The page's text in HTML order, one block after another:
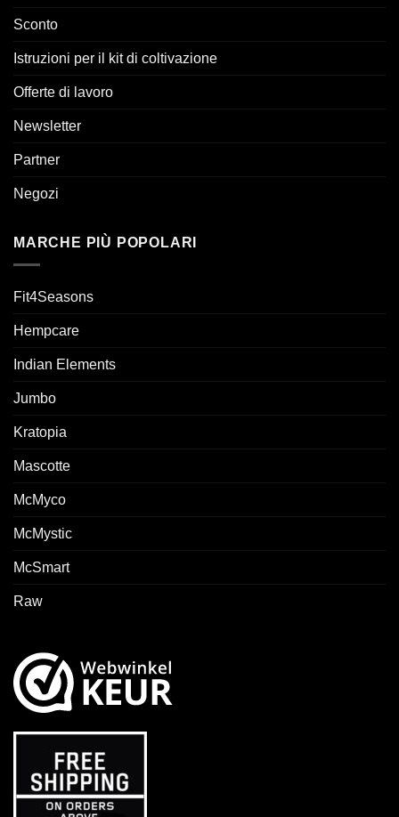
Sconto
Istruzioni per il kit di coltivazione
Offerte di lavoro
Newsletter
Partner
Negozi
MARCHE PIÙ POPOLARI
Fit4Seasons
Hempcare
Indian Elements
Jumbo
Kratopia
Mascotte
McMyco
McMystic
McSmart
Raw